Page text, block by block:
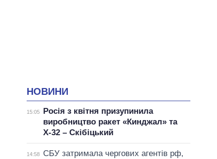
НОВИНИ
15:05
Росія з квітня призупинила
виробництво ракет «Кинджал» та
Х-32 – Скібіцький
14:58
СБУ затримала чергових агентів рф,